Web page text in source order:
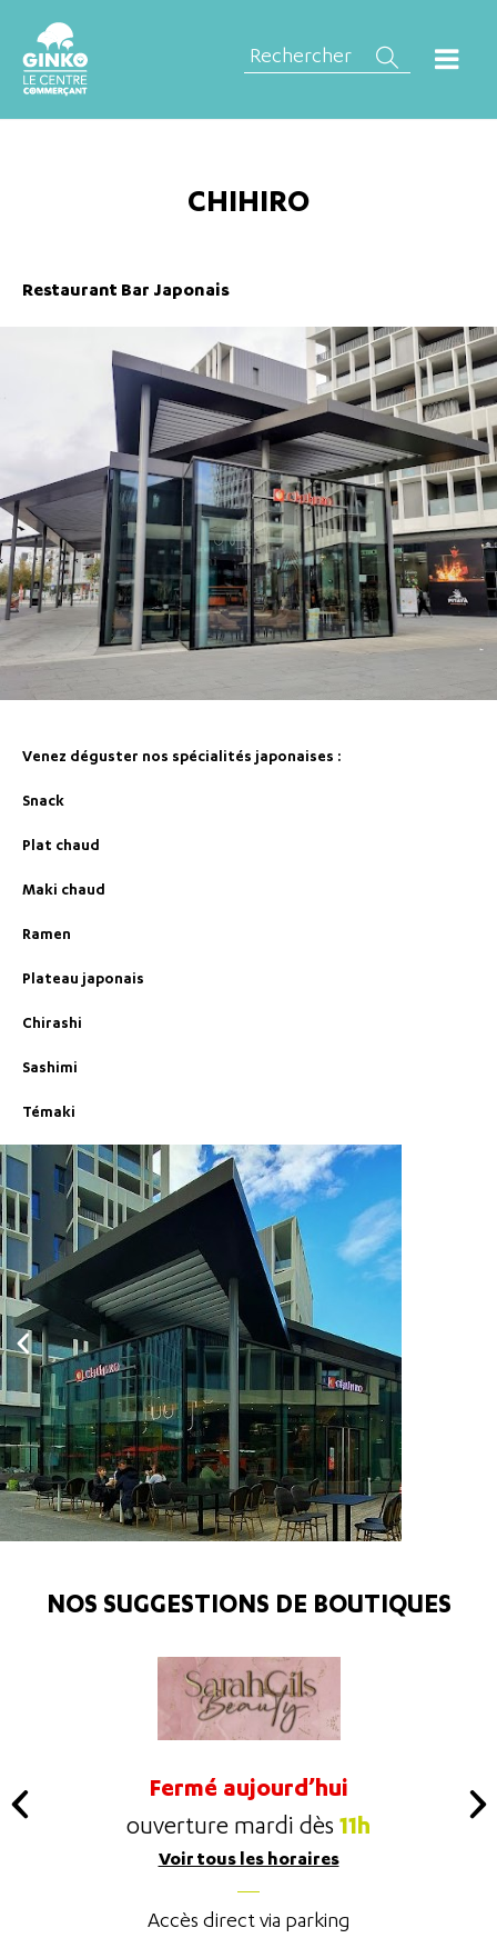
CHIHIRO
Restaurant Bar Japonais
Venez déguster nos spécialités japonaises :
Snack
Plat chaud
Maki chaud
Ramen
Plateau japonais
Chirashi
Sashimi
Témaki
NOS SUGGESTIONS DE BOUTIQUES
Fermé aujourd’hui
ouverture mardi dès 11h
Voir tous les horaires
Accès direct via parking